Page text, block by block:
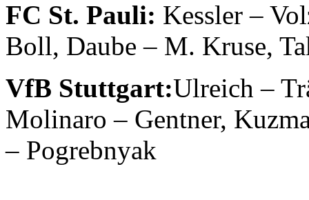
FC St. Pauli: Kessler –
Boll, Daube – M. Kruse,
VfB Stuttgart:Ulreich –
Molinaro – Gentner,
– Pogrebnyak